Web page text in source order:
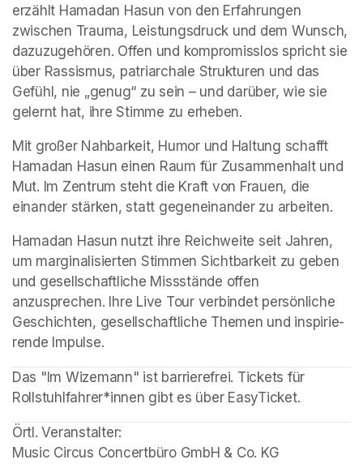
erzählt Hamadan Hasun von den Erfahrungen
zwischen Trauma, Leistungsdruck und dem Wunsch,
dazuzugehören. Offen und kompromisslos spricht sie
über Rassismus, patriarchale Strukturen und das
Gefühl, nie „genug“ zu sein – und darüber, wie sie
gelernt hat, ihre Stimme zu erheben.
Mit großer Nahbarkeit, Humor und Haltung schafft
Hamadan Hasun einen Raum für Zusammenhalt und
Mut. Im Zentrum steht die Kraft von Frauen, die
einander stärken, statt gegeneinander zu arbeiten.
Hamadan Hasun nutzt ihre Reichweite seit Jahren,
um marginalisierten Stimmen Sichtbarkeit zu geben
und gesellschaftliche Missstände offen
anzusprechen. Ihre Live Tour verbindet persönliche
Geschichten, gesellschaftliche Themen und inspirie-
rende Impulse.
Das "Im Wizemann" ist barrierefrei. Tickets für
Rollstuhlfahrer*innen gibt es über EasyTicket.
Örtl. Veranstalter:
Music Circus Concertbüro GmbH & Co. KG